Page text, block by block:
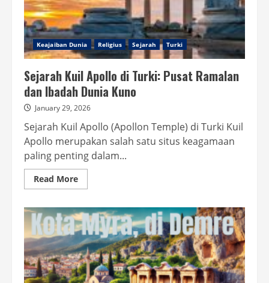
Keajaiban Dunia Religius Sejarah Turki
Sejarah Kuil Apollo di Turki: Pusat Ramalan
dan Ibadah Dunia Kuno
January 29, 2026
Sejarah Kuil Apollo (Apollon Temple) di Turki Kuil
Apollo merupakan salah satu situs keagamaan
paling penting dalam...
Read MoreRead
more
Kuil
Apollo
di
Turki:
Pusat
Ramalan
dan
Ibadah
Dunia